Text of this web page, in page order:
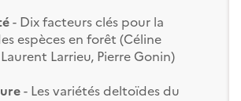
- Dix facteurs clés pour la
espèces en forêt (Céline
Larrieu, Pierre Gonin)
- Les variétés deltoïdes du